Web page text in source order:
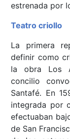
estrenada por
Teatro criollo
La primera
definir como
la obra Los
concilio
Santafé. En
integrada por
efectuaban
de San